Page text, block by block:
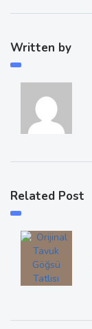
Written by
Related Post